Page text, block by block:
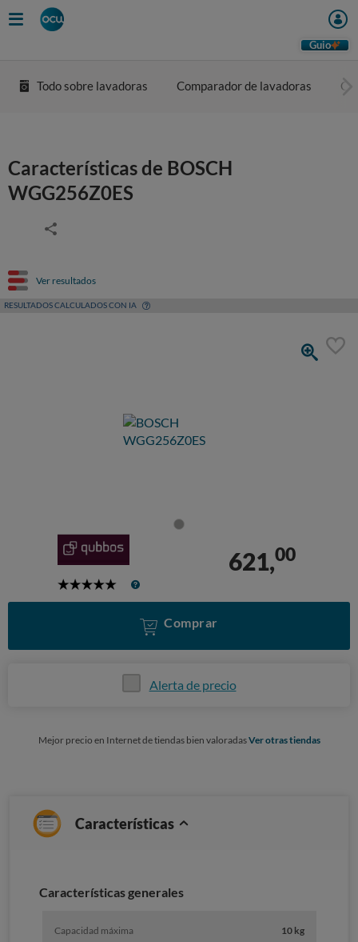
Guio
Todo sobre lavadoras Comparador de lavadoras
Características de BOSCH
WGG256Z0ES
Ver resultados
RESULTADOS CALCULADOS CON IA
5
621,00
Comprar
Alerta de precio
Mejor precio en Internet de tiendas bien valoradasVer otras tiendas
Características
Características generales
Capacidad máxima 10 kg